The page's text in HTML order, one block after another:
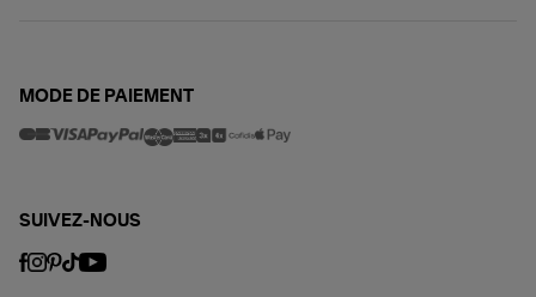
MODE DE PAIEMENT
SUIVEZ-NOUS